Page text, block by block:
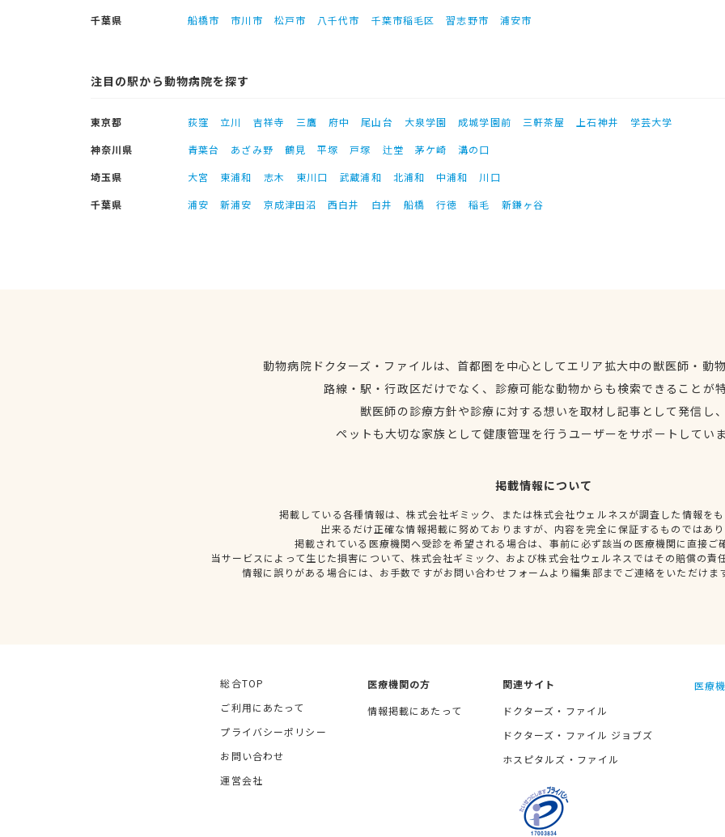
千葉県
船橋市 市川市 松戸市 八千代市 千葉市稲毛区 習志野市 浦安市
注目の駅から動物病院を探す
東京都 荻窪 立川 吉祥寺 三鷹 府中 尾山台 大泉学園 成城学園前 三軒茶屋 上石神井
学芸大学
神奈川県
青葉台 あざみ野 鶴見 平塚 戸塚 辻堂 茅ケ崎
溝の口
埼玉県
大宮 東浦和 志木 東川口 武蔵浦和 北浦和 中浦和
川口
千葉県
浦安 新浦安 京成津田沼 西白井 白井 船橋 行徳 稲毛 新鎌ヶ谷
動物病院ドクターズ・ファイルは、首都圏を中心としてエリア拡大中の獣医師・動
路線・駅・行政区だけでなく、診療可能な動物からも検索できることが
獣医師の診療方針や診療に対する想いを取材し記事として発信し
ペットも大切な家族として健康管理を行うユーザーをサポートしてい
掲載情報について
掲載している各種情報は、株式会社ギミック、または株式会社ウェルネスが調査した情報を
出来るだけ正確な情報掲載に努めておりますが、内容を完全に保証するものではあ
掲載されている医療機関へ受診を希望される場合は、事前に必ず該当の医療機関に直接ご
当サービスによって生じた損害について、株式会社ギミック、および株式会社ウェルネスではその賠償の責
情報に誤りがある場合には、お手数ですがお問い合わせフォームより編集部までご連絡をいただけま
総合TOP
ご利用にあたって
プライバシーポリシー
お問い合わせ
運営会社
医療機関の方
情報掲載にあたって
関連サイト
ドクターズ・ファイル
ドクターズ・ファイル ジョブズ
ホスピタルズ・ファイル
医療